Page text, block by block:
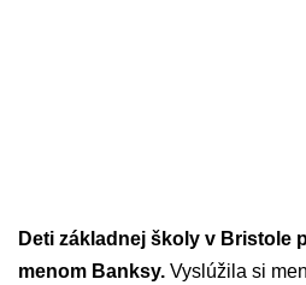
Deti základnej školy v Bristole
menom Banksy. Vyslúžila si